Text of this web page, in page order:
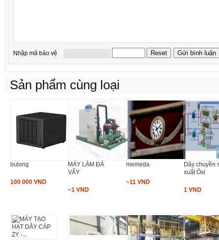
Nhập mã bảo vệ
Sản phẩm cùng loại
bulong
100 000 VND
MÁY LÀM ĐÁ
VẨY
~1 VND
memeda
~11 VND
Dây chuyền
xuất Ôxi
1 VND